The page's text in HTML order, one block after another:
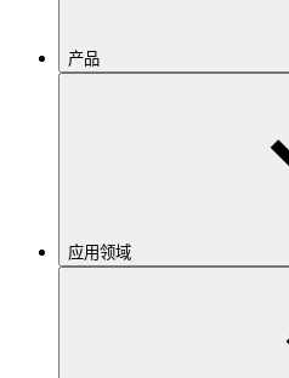
产品
应用领域